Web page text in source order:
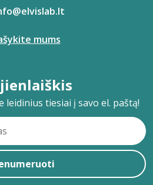
mums
leidinius tiesiai į savo el. paštą!